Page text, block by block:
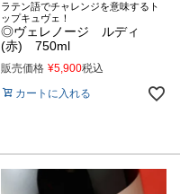
ラテン語でチャレンジを意味するト
ップキュヴェ！
◎ヴェレノージ ルディ
(赤) 750ml
販売価格 ¥5,900税込
カートに入れる